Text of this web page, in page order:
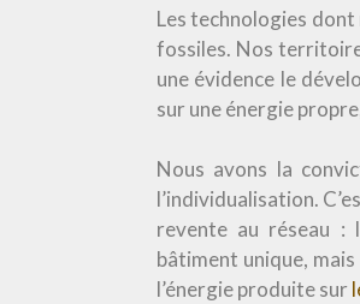
Les technologies
fossiles. Nos
une évidence le
sur une énergie
Nous avons la
l’individualisation.
revente au réseau :
bâtiment unique,
l’énergie produite sur